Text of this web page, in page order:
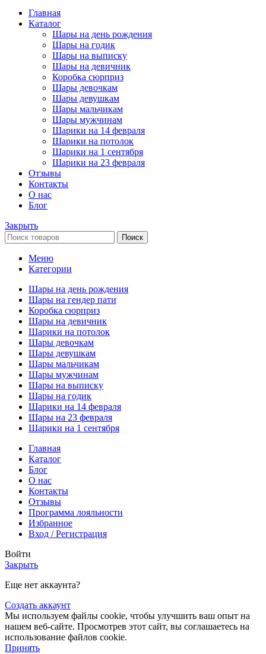
Главная
Каталог
Шары на день рождения
Шары на годик
Шары на выписку
Шары на девичник
Коробка сюрприз
Шары девочкам
Шары девушкам
Шары мальчикам
Шары мужчинам
Шарики на 14 февраля
Шарики на потолок
Шарики на 1 сентября
Шарики на 23 февраля
Отзывы
Контакты
О нас
Блог
Закрыть
Поиск
Меню
Категории
Шары на день рождения
Шары на гендер пати
Коробка сюрприз
Шары на девичник
Шарики на потолок
Шары девочкам
Шары девушкам
Шары мальчикам
Шары мужчинам
Шары на выписку
Шары на годик
Шарики на 14 февраля
Шары на 23 февраля
Шарики на 1 сентября
Главная
Каталог
Блог
О нас
Контакты
Отзывы
Программа лояльности
Избранное
Вход / Регистрация
Войти
Закрыть
Еще нет аккаунта?
Создать аккаунт
Мы используем файлы cookie, чтобы улучшить ваш опыт на
нашем веб-сайте. Просмотрев этот сайт, вы соглашаетесь на
использование файлов cookie.
Принять